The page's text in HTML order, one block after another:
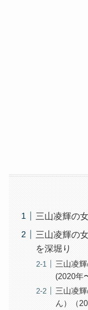
三山凌輝の
三山凌輝の
を深堀り
三山凌
(2020年
三山凌
ん）（